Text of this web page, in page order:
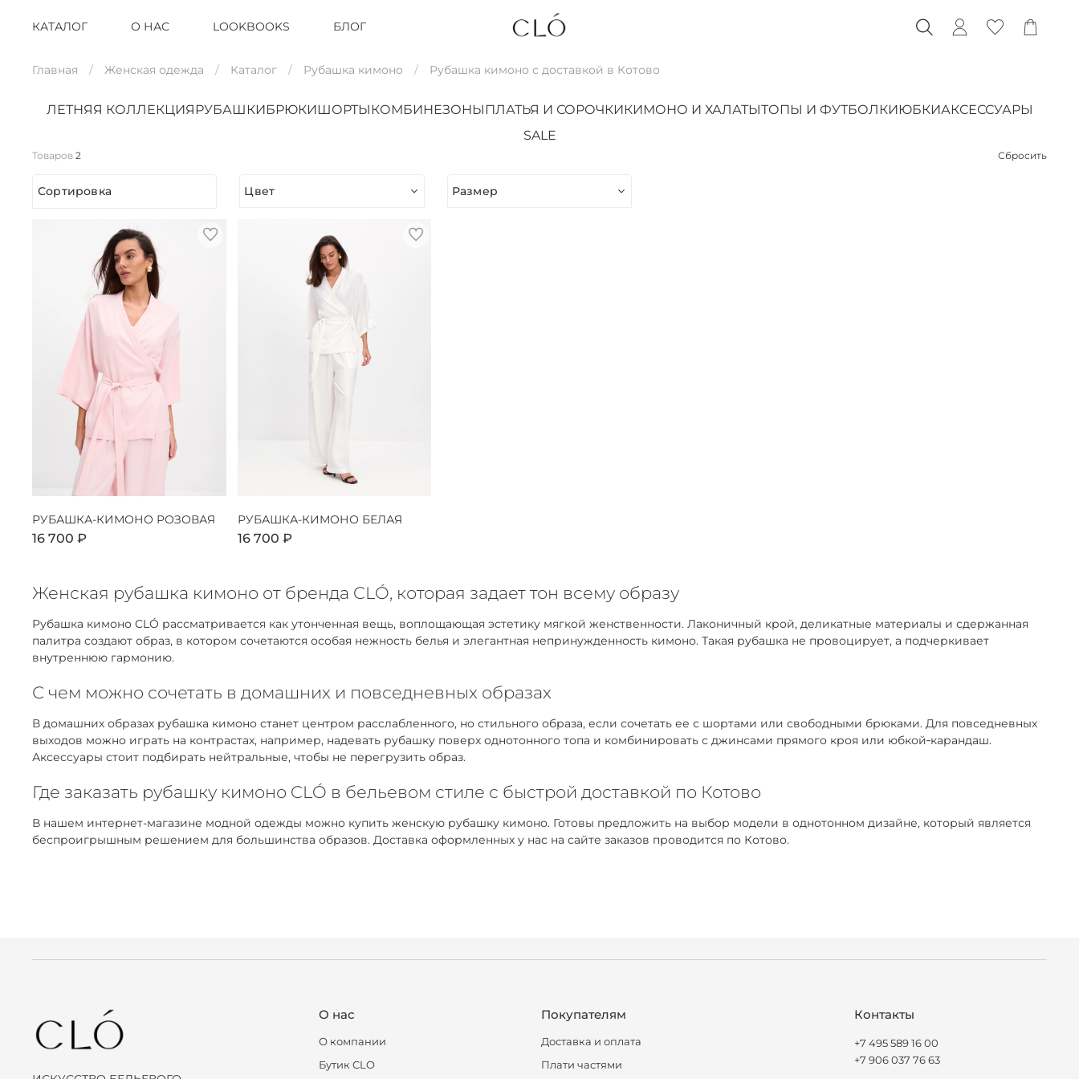
КАТАЛОГ О НАС LOOKBOOKS БЛОГ
Главная Женская одежда Каталог Рубашка кимоно Рубашка кимоно с доставкой в Котово
ЛЕТНЯЯ КОЛЛЕКЦИЯ РУБАШКИБРЮКИШОРТЫ КОМБИНЕЗОНЫ ПЛАТЬЯ И СОРОЧКИКИМОНО И ХАЛАТЫТОПЫ И ФУТБОЛКИЮБКИАКСЕССУАРЫ
SALE
Товаров 2 Сбросить
Сортировка Цвет Размер
РУБАШКА-КИМОНО РОЗОВАЯ
16 700 ₽
РУБАШКА-КИМОНО БЕЛАЯ
16 700 ₽
Женская рубашка кимоно от бренда CLÓ, которая задает тон всему образу
Рубашка кимоно CLÓ рассматривается как утонченная вещь, воплощающая эстетику мягкой женственности. Лаконичный крой, деликатные материалы и сдержанная
палитра создают образ, в котором сочетаются особая нежность белья и элегантная непринужденность кимоно. Такая рубашка не провоцирует, а подчеркивает
внутреннюю гармонию.
С чем можно сочетать в домашних и повседневных образах
В домашних образах рубашка кимоно станет центром расслабленного, но стильного образа, если сочетать ее с шортами или свободными брюками. Для повседневных
выходов можно играть на контрастах, например, надевать рубашку поверх однотонного топа и комбинировать с джинсами прямого кроя или юбкой‑карандаш.
Аксессуары стоит подбирать нейтральные, чтобы не перегрузить образ.
Где заказать рубашку кимоно CLÓ в бельевом стиле с быстрой доставкой по Котово
В нашем интернет-магазине модной одежды можно купить женскую рубашку кимоно. Готовы предложить на выбор модели в однотонном дизайне, который является
беспроигрышным решением для большинства образов. Доставка оформленных у нас на сайте заказов проводится по Котово.
О нас
О компании
Бутик CLO
Покупателям
Доставка и оплата
Плати частями
Контакты
+7 495 589 16 00
+7 906 037 76 63